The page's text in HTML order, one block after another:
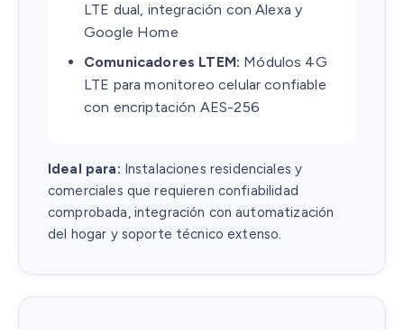
LTE dual, integración con Alexa y
Google Home
Comunicadores LTEM: Módulos 4G
LTE para monitoreo celular confiable
con encriptación AES-256
Ideal para: Instalaciones residenciales y
comerciales que requieren confiabilidad
comprobada, integración con automatización
del hogar y soporte técnico extenso.